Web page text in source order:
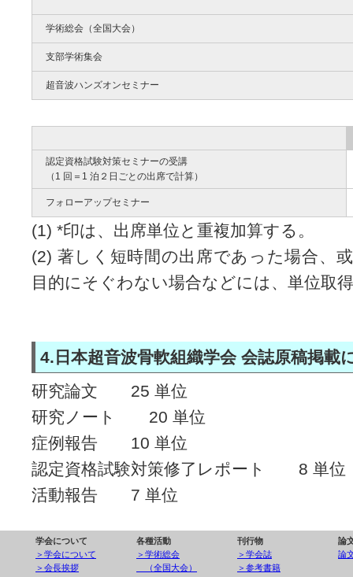
学術総会（全国大会）
支部学術集会
超音波ハンズオンセミナー
認定資格試験対策セミナーの受講
（1 回＝1 泊２日ごとの出席で計算）
フォローアップセミナー
(1) *印は、出席単位と重複加算する。
(2) 著しく短時間の出席であった場合、
目的にそぐわない場合などには、単位取
4.日本超音波骨軟組織学会 会誌原稿掲載
研究論文 25 単位
研究ノート 20 単位
症例報告 10 単位
認定資格試験対策修了レポート 8 単位
活動報告 7 単位
学会について
＞学会について
＞会長挨拶
各種活動
＞学術総会
（全国大会）
刊行物
＞学会誌
＞参考書籍
論
論